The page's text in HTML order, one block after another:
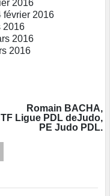
2016
février 2016
2016
2016
2016
Romain BACHA,
Ligue PDL deJudo,
PE Judo PDL.